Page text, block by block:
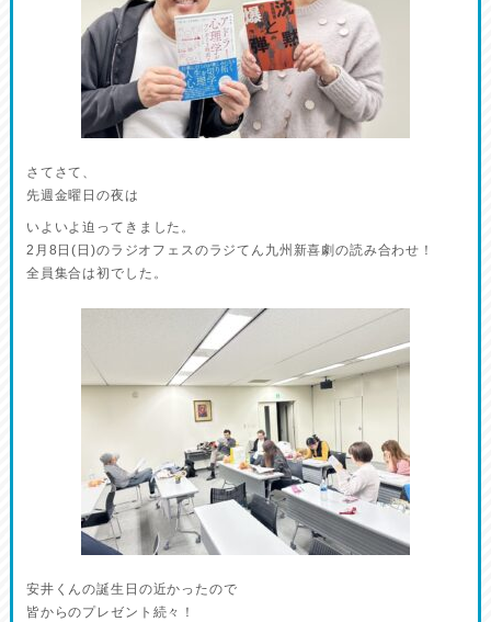
さてさて、
先週金曜日の夜は
いよいよ迫ってきました。
2月8日(日)のラジオフェスのラジてん九州新喜劇の読み合わせ！
全員集合は初でした。
安井くんの誕生日の近かったので
皆からのプレゼント続々！